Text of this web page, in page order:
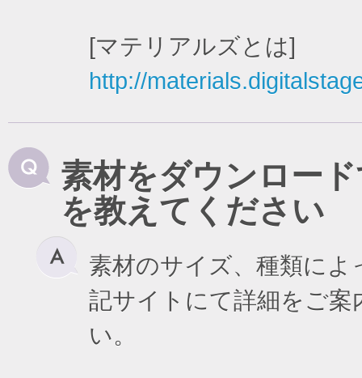
[マテリアルズとは]
http://
素材をダウンロー
を教えてください
素材のサイズ、種類に
記サイトにて詳細をご
い。